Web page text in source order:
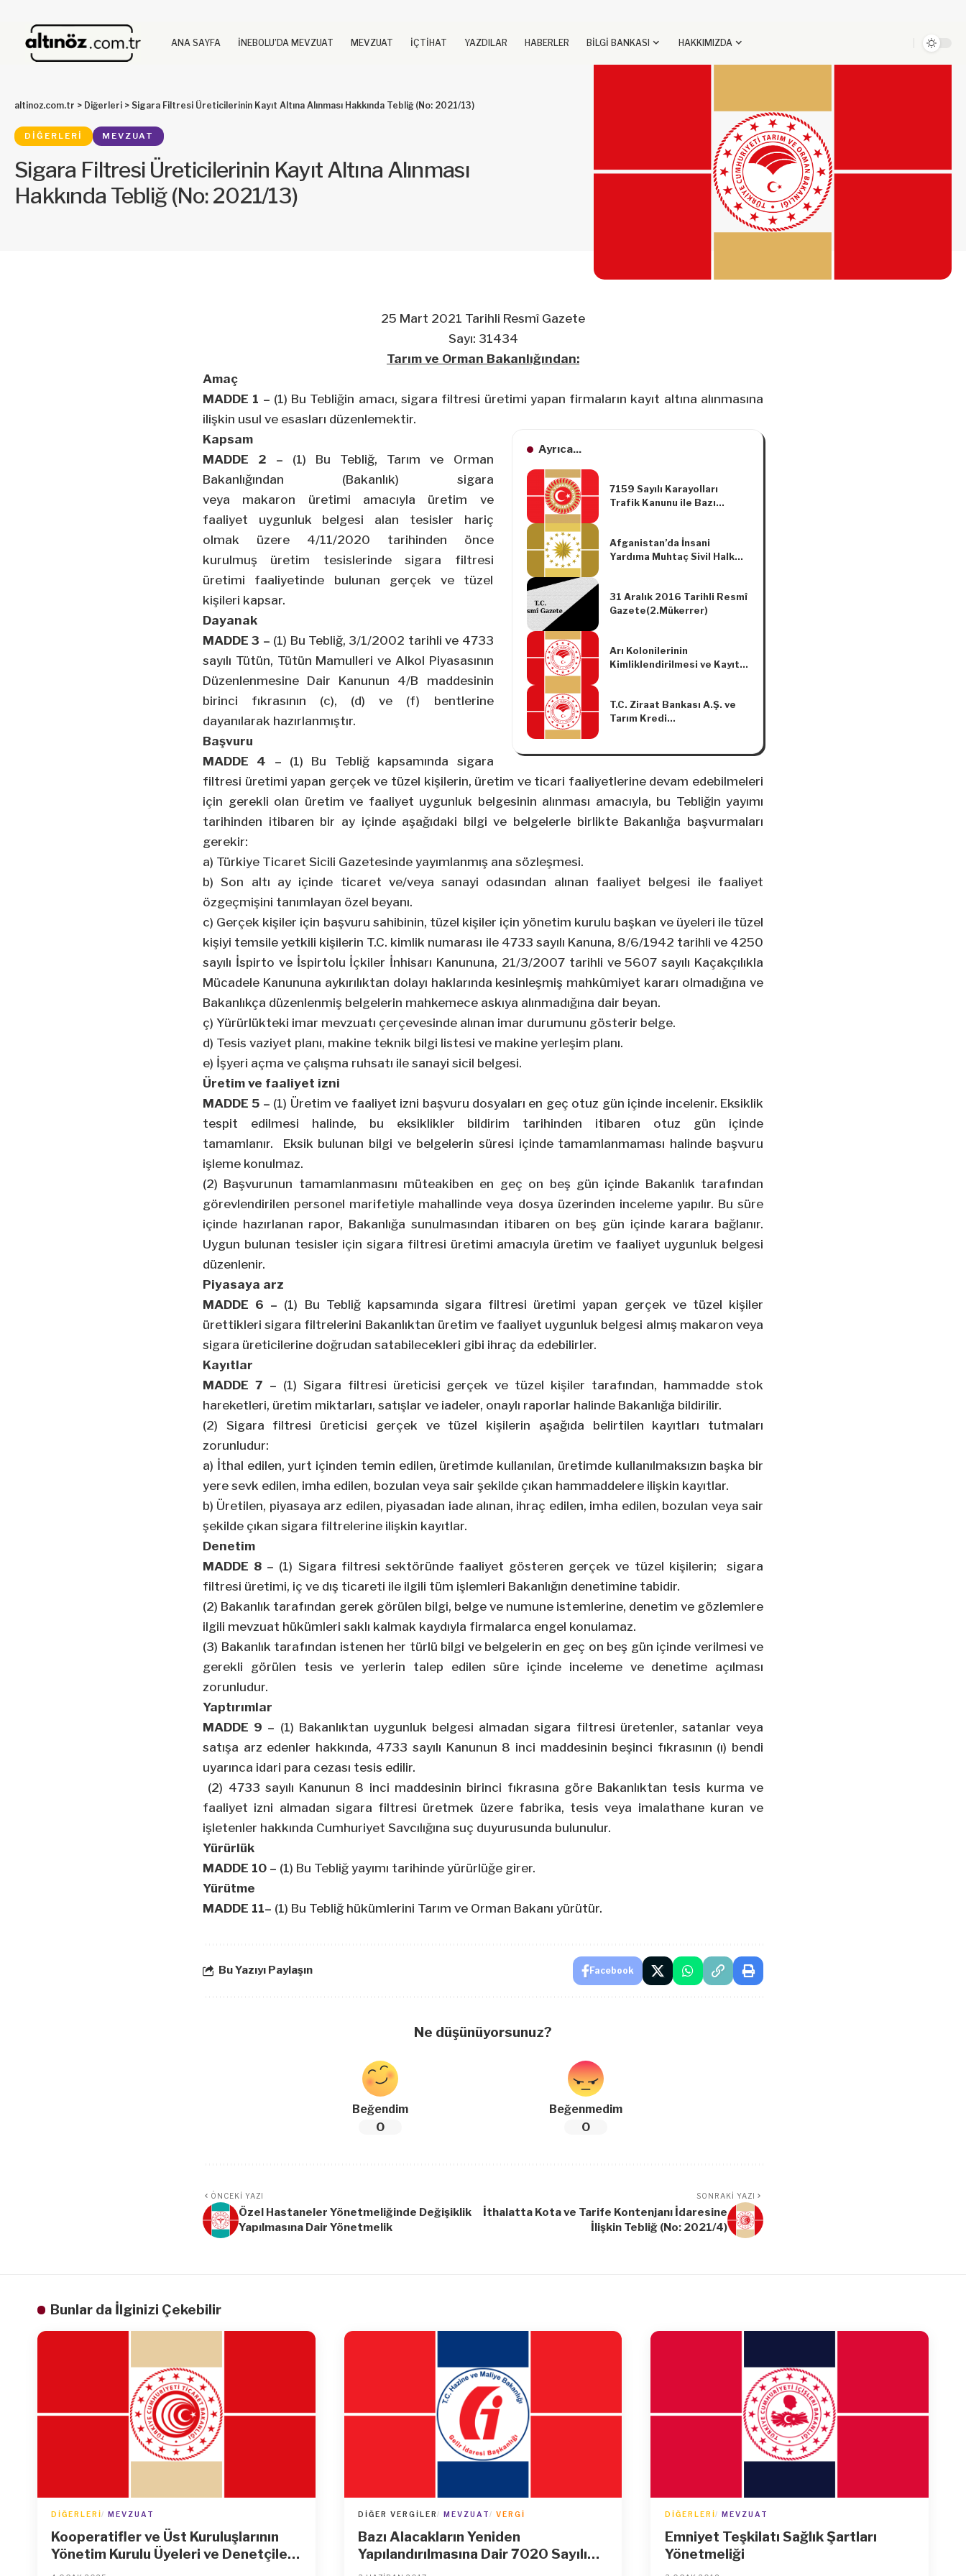
ANA SAYFA İNEBOLU’DA MEVZUAT MEVZUAT İÇTİHAT YAZDILAR HABERLER BİLGİ BANKASI HAKKIMIZDA
altinoz.com.tr > Diğerleri > Sigara Filtresi Üreticilerinin Kayıt Altına Alınması Hakkında Tebliğ (No: 2021/13)
DIĞERLERI MEVZUAT
Sigara Filtresi Üreticilerinin Kayıt Altına Alınması
Hakkında Tebliğ (No: 2021/13)
25 Mart 2021 Tarihli Resmî Gazete
Sayı: 31434
Tarım ve Orman Bakanlığından:
Amaç
MADDE 1 – (1) Bu Tebliğin amacı, sigara filtresi üretimi yapan firmaların kayıt altına alınmasına
ilişkin usul ve esasları düzenlemektir.
Ayrıca...
7159 Sayılı Karayolları
Trafik Kanunu ile Bazı
Afganistan’da İnsani
Yardıma Muhtaç Sivil Halka
Olunması Amacıyla Yardım
Kampanyası Başlatılması
31 Aralık 2016 Tarihli Resmî
Gazete(2.Mükerrer)
Arı Kolonilerinin
Kimliklendirilmesi ve Kayıt
T.C. Ziraat Bankası A.Ş. ve
Tarım Kredi
Yatırım ve İşletme Kredisi
Uygulama Esasları Tebliği
(Tebliğ No: 2020/4)’nde
Tebliğ (No: 2022/40)
Kapsam
MADDE 2 – (1) Bu Tebliğ, Tarım ve Orman
Bakanlığından (Bakanlık) sigara
veya makaron üretimi amacıyla üretim ve
faaliyet uygunluk belgesi alan tesisler hariç
olmak üzere 4/11/2020 tarihinden önce
kurulmuş üretim tesislerinde sigara filtresi
üretimi faaliyetinde bulunan gerçek ve tüzel
kişileri kapsar.
Dayanak
MADDE 3 – (1) Bu Tebliğ, 3/1/2002 tarihli ve 4733
sayılı Tütün, Tütün Mamulleri ve Alkol Piyasasının
Düzenlenmesine Dair Kanunun 4/B maddesinin
birinci fıkrasının (c), (d) ve (f) bentlerine
dayanılarak hazırlanmıştır.
Başvuru
MADDE 4 – (1) Bu Tebliğ kapsamında sigara
filtresi üretimi yapan gerçek ve tüzel kişilerin, üretim ve ticari faaliyetlerine devam edebilmeleri
için gerekli olan üretim ve faaliyet uygunluk belgesinin alınması amacıyla, bu Tebliğin yayımı
tarihinden itibaren bir ay içinde aşağıdaki bilgi ve belgelerle birlikte Bakanlığa başvurmaları
gerekir:
a) Türkiye Ticaret Sicili Gazetesinde yayımlanmış ana sözleşmesi.
b) Son altı ay içinde ticaret ve/veya sanayi odasından alınan faaliyet belgesi ile faaliyet
özgeçmişini tanımlayan özel beyanı.
c) Gerçek kişiler için başvuru sahibinin, tüzel kişiler için yönetim kurulu başkan ve üyeleri ile tüzel
kişiyi temsile yetkili kişilerin T.C. kimlik numarası ile 4733 sayılı Kanuna, 8/6/1942 tarihli ve 4250
sayılı İspirto ve İspirtolu İçkiler İnhisarı Kanununa, 21/3/2007 tarihli ve 5607 sayılı Kaçakçılıkla
Mücadele Kanununa aykırılıktan dolayı haklarında kesinleşmiş mahkûmiyet kararı olmadığına ve
Bakanlıkça düzenlenmiş belgelerin mahkemece askıya alınmadığına dair beyan.
ç) Yürürlükteki imar mevzuatı çerçevesinde alınan imar durumunu gösterir belge.
d) Tesis vaziyet planı, makine teknik bilgi listesi ve makine yerleşim planı.
e) İşyeri açma ve çalışma ruhsatı ile sanayi sicil belgesi.
Üretim ve faaliyet izni
MADDE 5 – (1) Üretim ve faaliyet izni başvuru dosyaları en geç otuz gün içinde incelenir. Eksiklik
tespit edilmesi halinde, bu eksiklikler bildirim tarihinden itibaren otuz gün içinde
tamamlanır. Eksik bulunan bilgi ve belgelerin süresi içinde tamamlanmaması halinde başvuru
işleme konulmaz.
(2) Başvurunun tamamlanmasını müteakiben en geç on beş gün içinde Bakanlık tarafından
görevlendirilen personel marifetiyle mahallinde veya dosya üzerinden inceleme yapılır. Bu süre
içinde hazırlanan rapor, Bakanlığa sunulmasından itibaren on beş gün içinde karara bağlanır.
Uygun bulunan tesisler için sigara filtresi üretimi amacıyla üretim ve faaliyet uygunluk belgesi
düzenlenir.
Piyasaya arz
MADDE 6 – (1) Bu Tebliğ kapsamında sigara filtresi üretimi yapan gerçek ve tüzel kişiler
ürettikleri sigara filtrelerini Bakanlıktan üretim ve faaliyet uygunluk belgesi almış makaron veya
sigara üreticilerine doğrudan satabilecekleri gibi ihraç da edebilirler.
Kayıtlar
MADDE 7 – (1) Sigara filtresi üreticisi gerçek ve tüzel kişiler tarafından, hammadde stok
hareketleri, üretim miktarları, satışlar ve iadeler, onaylı raporlar halinde Bakanlığa bildirilir.
(2) Sigara filtresi üreticisi gerçek ve tüzel kişilerin aşağıda belirtilen kayıtları tutmaları
zorunludur:
a) İthal edilen, yurt içinden temin edilen, üretimde kullanılan, üretimde kullanılmaksızın başka bir
yere sevk edilen, imha edilen, bozulan veya sair şekilde çıkan hammaddelere ilişkin kayıtlar.
b) Üretilen, piyasaya arz edilen, piyasadan iade alınan, ihraç edilen, imha edilen, bozulan veya sair
şekilde çıkan sigara filtrelerine ilişkin kayıtlar.
Denetim
MADDE 8 – (1) Sigara filtresi sektöründe faaliyet gösteren gerçek ve tüzel kişilerin; sigara
filtresi üretimi, iç ve dış ticareti ile ilgili tüm işlemleri Bakanlığın denetimine tabidir.
(2) Bakanlık tarafından gerek görülen bilgi, belge ve numune istemlerine, denetim ve gözlemlere
ilgili mevzuat hükümleri saklı kalmak kaydıyla firmalarca engel konulamaz.
(3) Bakanlık tarafından istenen her türlü bilgi ve belgelerin en geç on beş gün içinde verilmesi ve
gerekli görülen tesis ve yerlerin talep edilen süre içinde inceleme ve denetime açılması
zorunludur.
Yaptırımlar
MADDE 9 – (1) Bakanlıktan uygunluk belgesi almadan sigara filtresi üretenler, satanlar veya
satışa arz edenler hakkında, 4733 sayılı Kanunun 8 inci maddesinin beşinci fıkrasının (ı) bendi
uyarınca idari para cezası tesis edilir.
(2) 4733 sayılı Kanunun 8 inci maddesinin birinci fıkrasına göre Bakanlıktan tesis kurma ve
faaliyet izni almadan sigara filtresi üretmek üzere fabrika, tesis veya imalathane kuran ve
işletenler hakkında Cumhuriyet Savcılığına suç duyurusunda bulunulur.
Yürürlük
MADDE 10 – (1) Bu Tebliğ yayımı tarihinde yürürlüğe girer.
Yürütme
MADDE 11– (1) Bu Tebliğ hükümlerini Tarım ve Orman Bakanı yürütür.
Bu Yazıyı Paylaşın Facebook
Ne düşünüyorsunuz?
Beğendim
0
Beğenmedim
0
ÖNCEKI YAZI
Özel Hastaneler Yönetmeliğinde Değişiklik
Yapılmasına Dair Yönetmelik
SONRAKI YAZI
İthalatta Kota ve Tarife Kontenjanı İdaresine
İlişkin Tebliğ (No: 2021/4)
Bunlar da İlginizi Çekebilir
DIĞERLERI MEVZUAT
Kooperatifler ve Üst Kuruluşlarının
Yönetim Kurulu Üyeleri ve Denetçileri
ile Bunların Eş ve Hısımlarının
DIĞER VERGILER MEVZUAT VERGI
Bazı Alacakların Yeniden
Yapılandırılmasına Dair 7020 Sayılı
Kanun Genel Tebliği (Seri No: 2)
DIĞERLERI MEVZUAT
Emniyet Teşkilatı Sağlık Şartları
Yönetmeliği